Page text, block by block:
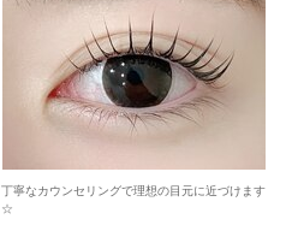
丁寧なカウンセリングで理想の目元に近づけます
☆